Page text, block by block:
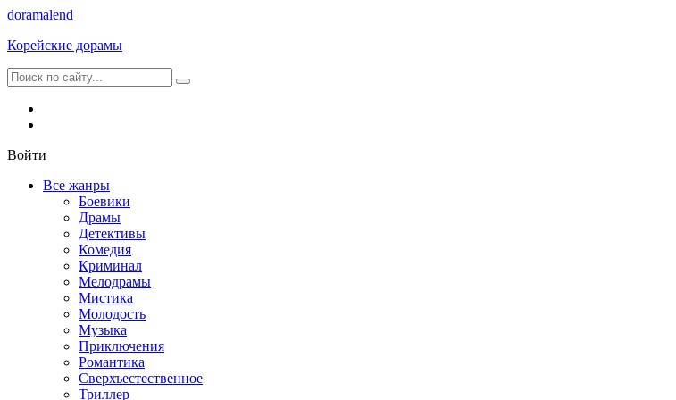
doramalend
Корейские дорамы
Войти
Все жанры
Боевики
Драмы
Детективы
Комедия
Криминал
Мелодрамы
Мистика
Молодость
Музыка
Приключения
Романтика
Сверхъестественное
Триллер